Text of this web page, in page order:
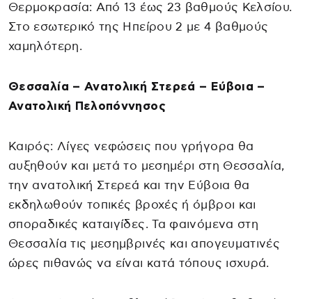
Θερμοκρασία: Από 13 έως 23 βαθμούς Κελσίου.
Στο εσωτερικό της Ηπείρου 2 με 4 βαθμούς
χαμηλότερη.
Θεσσαλία – Ανατολική Στερεά – Εύβοια –
Ανατολική Πελοπόννησος
Καιρός: Λίγες νεφώσεις που γρήγορα θα
αυξηθούν και μετά το μεσημέρι στη Θεσσαλία,
την ανατολική Στερεά και την Εύβοια θα
εκδηλωθούν τοπικές βροχές ή όμβροι και
σποραδικές καταιγίδες. Τα φαινόμενα στη
Θεσσαλία τις μεσημβρινές και απογευματινές
ώρες πιθανώς να είναι κατά τόπους ισχυρά.